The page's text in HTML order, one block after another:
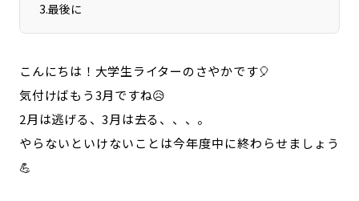
3.最後に
こんにちは！大学生ライターのさやかです🎈
気付けばもう3月ですね😥
2月は逃げる、3月は去る、、、。
やらないといけないことは今年度中に終わらせましょう
💪